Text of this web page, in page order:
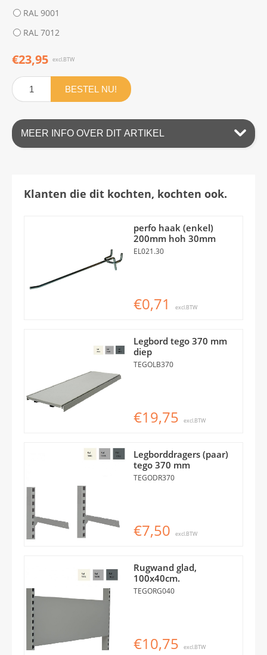
RAL 9001
RAL 7012
€23,95 excl.BTW
BESTEL NU!
MEER INFO OVER DIT ARTIKEL
Klanten die dit kochten, kochten ook.
perfo haak (enkel)
200mm hoh 30mm
EL021.30
€0,71 excl.BTW
Legbord tego 370 mm
diep
TEGOLB370
€19,75 excl.BTW
Legborddragers (paar)
tego 370 mm
TEGODR370
€7,50 excl.BTW
Rugwand glad,
100x40cm.
TEGORG040
€10,75 excl.BTW